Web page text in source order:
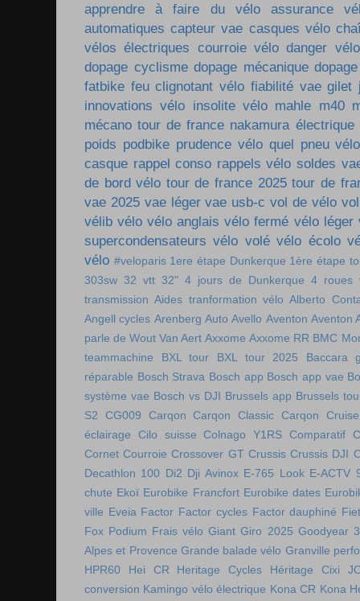
apprendre à faire du vélo
assurance
automatiques capteur vae casques vélo
vélos électriques courroie vélo danger vélo
dopage cyclisme dopage mécanique
fatbike feu clignotant vélo fiabilité vae gilet
innovations vélo insolite vélo mahle m40
mécano tour de france nakamura électrique
poids podbike prudence vélo quel pneu vélo
casque rappel conso rappels vélo soldes
de bord vélo tour de france 2025 tour de
vae 2025 vae léger vae usb-c vol de vélo
vélib vélo vélo anglais vélo fermé vélo léger
supercondensateurs vélo volé vélo écolo
vélo #veloparis 1ere étape Dunkerque 1ère étape
303sw 32 vtt 32" 4 jours de Dunkerque 4 roues
transmission Aides tranformation vélo Alberto
Angell cycles Arenberg Auto Avello Aventon Aventon
parle de Wout Van Aert Axxome Axxome RR BMC
teammachine
BXL tour BXL tour 2025
Baccara
réparable Bosch Strava Bosch app Bosch app vae
système vae Bosch vs DJI Brussels app Brussels
S2
CG009 Carqon Carqon Classic Carqon Cruise
éclairage
Cilo suisse Colnago Y1RS Comparatif
Cornet Courroie Crossover GT Crussis Crussis DJI
Decathlon 100 Di2 Dji Avinox E-765 Look E-ACTV
chute Ekoï Eurobike Francfort Eurobike dates
ville Eveia Factor Factor cycles Factor dauphiné
Fox Podium Frais vélo Giant Giro 2025 Goodyear
Alpes et Provence Grande balade vélo Granville
HPR60
Hei CR Heritage Cycles Héritage Cixi
conversion Kamingo vélo électrique Kona CR Kona